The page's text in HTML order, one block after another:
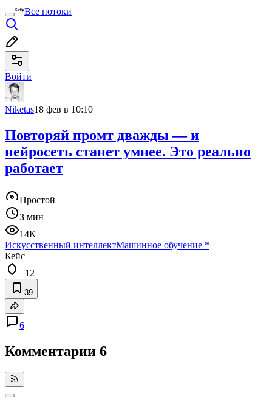
Все потоки
Войти
Niketas18 фев в 10:10
Повторяй промт дважды — и
нейросеть станет умнее. Это реально
работает
Простой
3 мин
14K
Искусственный интеллектМашинное обучение *
Кейс
+12
39
6
Комментарии 6